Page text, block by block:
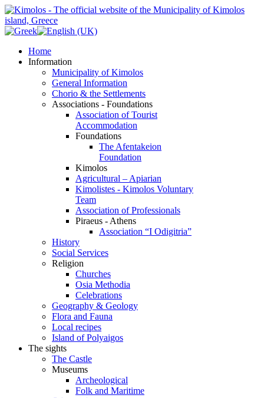
Home
Information
Municipality of Kimolos
General Information
Chorio & the Settlements
Associations - Foundations
Association of Tourist
Accommodation
Foundations
The Afentakeion
Foundation
Kimolos
Agricultural – Apiarian
Kimolistes - Kimolos Voluntary
Team
Association of Professionals
Piraeus - Athens
Association “I Odigitria”
History
Social Services
Religion
Churches
Osia Methodia
Celebrations
Geography & Geology
Flora and Fauna
Local recipes
Island of Polyaigos
The sights
The Castle
Museums
Archeological
Folk and Maritime